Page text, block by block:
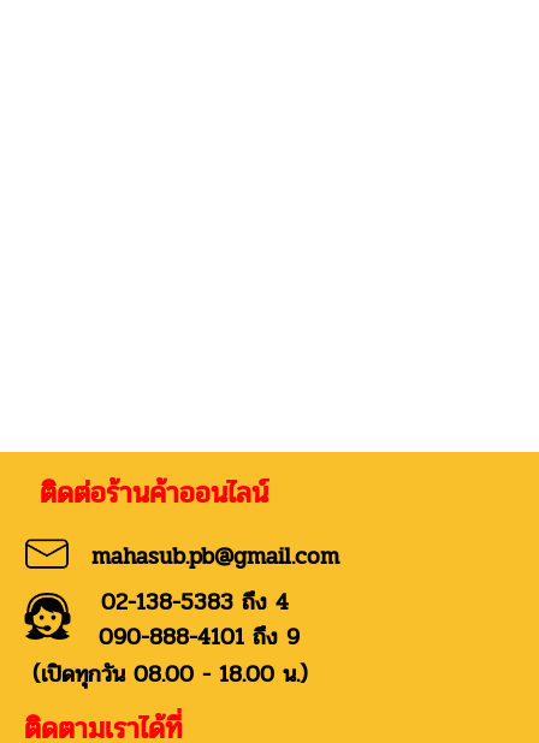
านค้าออนไลน์
mahasub.pb@gmail.com
02-138-5383 ถึง 4
090-888-4101 ถึง 9
(เปิดทุกวัน 08.00 - 18.00 น.)
ติดตามเราได้ที่